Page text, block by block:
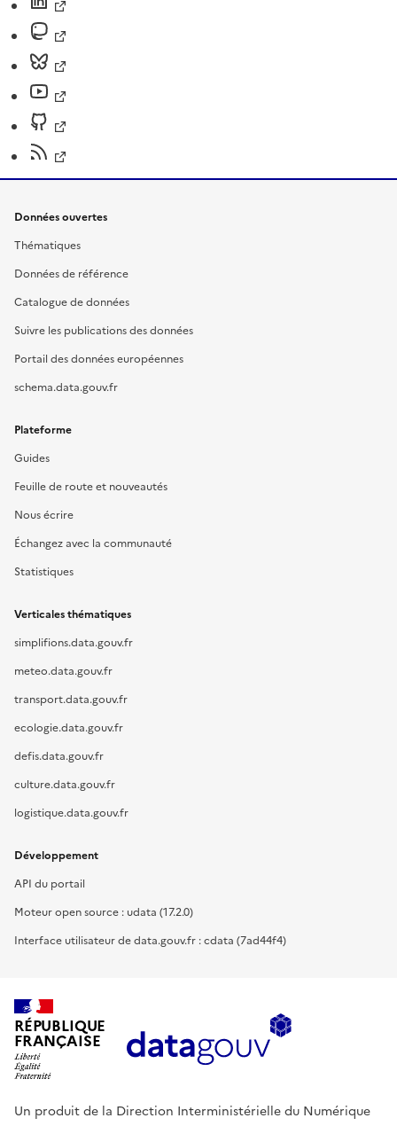
Données ouvertes
Thématiques
Données de référence
Catalogue de données
Suivre les publications des données
Portail des données européennes
schema.data.gouv.fr
Plateforme
Guides
Feuille de route et nouveautés
Nous écrire
Échangez avec la communauté
Statistiques
Verticales thématiques
simplifions.data.gouv.fr
meteo.data.gouv.fr
transport.data.gouv.fr
ecologie.data.gouv.fr
defis.data.gouv.fr
culture.data.gouv.fr
logistique.data.gouv.fr
Développement
API du portail
Moteur open source : udata (17.2.0)
Interface utilisateur de data.gouv.fr : cdata (7ad44f4)
RÉPUBLIQUE
FRANÇAISE
Un produit de la Direction Interministérielle du Numérique